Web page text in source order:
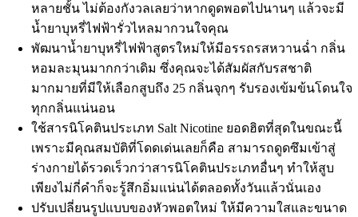
หลายชั้น ไม่ต้องกังวลเลยว่าหากดูดพอตไปนานๆ แล้วจะมี
น้ำยาบุหรี่ไฟฟ้ารั่วไหลมากวนใจคุณ
พัฒนาน้ำยาบุหรี่ไฟฟ้าสูตรใหม่ให้มีอรรถรสหวานฉ่ำ กลิ่น
หอมละมุนมากกว่าเดิม ซึ่งคุณจะได้สัมผัสกับรสชาติ
มากมายที่มีให้เลือกสูบถึง 25 กลิ่นจุกๆ รับรองเข้มข้นโดนใจ
ทุกกลิ่นแน่นอน
ใช้สารนิโคตินประเภท Salt Nicotine ยอดฮิตที่สุดในขณะนี้
เพราะมีคุณสมบัติที่โดดเด่นเลยก็คือ สามารถดูดซึมเข้าสู่
ร่างกายได้รวดเร็วกว่าสารนิโคตินประเภทอื่นๆ ทำให้สูบ
เพียงไม่กี่คำก็จะรู้สึกอิ่มแน่นได้ตลอดทั้งวันแล้วนั่นเอง
ปรับเปลี่ยนรูปแบบของหัวพอตใหม่ ให้มีความใสและขนาด